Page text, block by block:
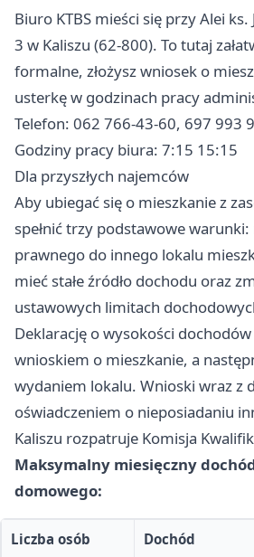
Biuro KTBS mieści się przy Alei ks.
3 w Kaliszu (62-800). To tutaj
formalne, złożysz wniosek o
usterkę w godzinach pracy
Telefon: 062 766-43-60, 697 993
Godziny pracy biura: 7:15 15:15
Dla przyszłych najemców
Aby ubiegać się o mieszkanie z
spełnić trzy podstawowe warunki:
prawnego do innego lokalu
mieć stałe źródło dochodu oraz
ustawowych limitach
Deklarację o wysokości dochodów
wnioskiem o mieszkanie, a
wydaniem lokalu. Wnioski wraz z
oświadczeniem o nieposiadaniu
Kaliszu rozpatruje Komisja
Maksymalny miesięczny
domowego:
Liczba osób
Dochód